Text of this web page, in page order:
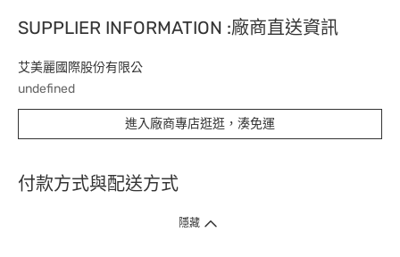
SUPPLIER INFORMATION :廠商直送資訊
艾美麗國際股份有限公
undefined
進入廠商專店逛逛，湊免運
付款方式與配送方式
隱藏